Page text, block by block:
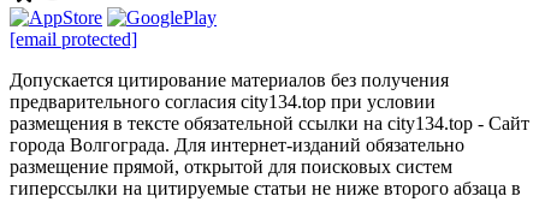
[email protected]
Допускается цитирование материалов без получения
предварительного согласия city134.top при условии
размещения в тексте обязательной ссылки на city134.top - Сайт
города Волгограда. Для интернет-изданий обязательно
размещение прямой, открытой для поисковых систем
гиперссылки на цитируемые статьи не ниже второго абзаца в